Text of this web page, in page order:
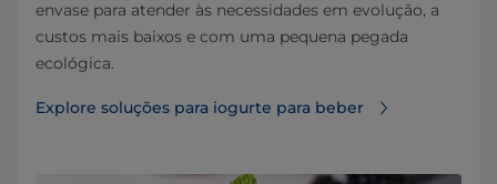
envase para atender às necessidades em evolução, a
custos mais baixos e com uma pequena pegada
ecológica.
Explore soluções para iogurte para beber